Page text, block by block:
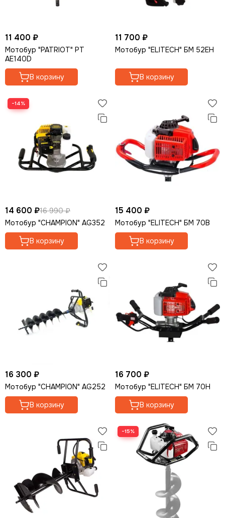
11 400 ₽
Мотобур "PATRIOT" PT
AE140D
В корзину
11 700 ₽
Мотобур "ELITECH" БМ 52ЕН
В корзину
−14%
14 600 ₽16 990 ₽
Мотобур "CHAMPION" AG352
В корзину
15 400 ₽
Мотобур "ELITECH" БМ 70В
В корзину
16 300 ₽
Мотобур "CHAMPION" AG252
В корзину
16 700 ₽
Мотобур "ELITECH" БМ 70Н
В корзину
−15%